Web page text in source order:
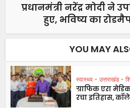
प्रधानमंत्री नरेंद्र मोदी ने
हुए, भविष्य का
YOU MAY
स्वास्थ्य • उत्तराखंड •
ग्राफिक एरा
रचा इतिहास,